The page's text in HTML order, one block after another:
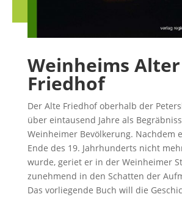
Weinheims Alter
Friedhof
Der Alte Friedhof oberhalb der
über eintausend Jahre als
Weinheimer Bevölkerung. Nachdem
Ende des 19. Jahrhunderts nicht
wurde, geriet er in der Weinheimer
zunehmend in den Schatten der
Das vorliegende Buch will die